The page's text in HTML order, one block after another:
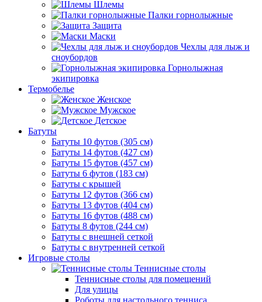
Шлемы
Палки горнолыжные
Защита
Маски
Чехлы для лыж и
сноубордов
Горнолыжная
экипировка
Термобелье
Женское
Мужское
Детское
Батуты
Батуты 10 футов (305 см)
Батуты 14 футов (427 см)
Батуты 15 футов (457 см)
Батуты 6 футов (183 см)
Батуты с крышей
Батуты 12 футов (366 см)
Батуты 13 футов (404 см)
Батуты 16 футов (488 см)
Батуты 8 футов (244 см)
Батуты с внешней сеткой
Батуты с внутренней сеткой
Игровые столы
Теннисные столы
Теннисные столы для помещений
Для улицы
Роботы для настольного тенниса